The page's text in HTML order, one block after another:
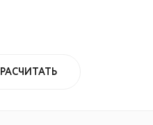
РАСЧИТАТЬ